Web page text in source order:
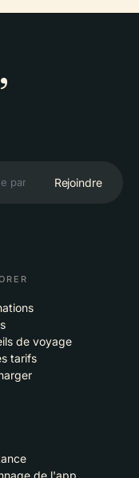
Rejoindre
de voyage
tarifs
de l'app